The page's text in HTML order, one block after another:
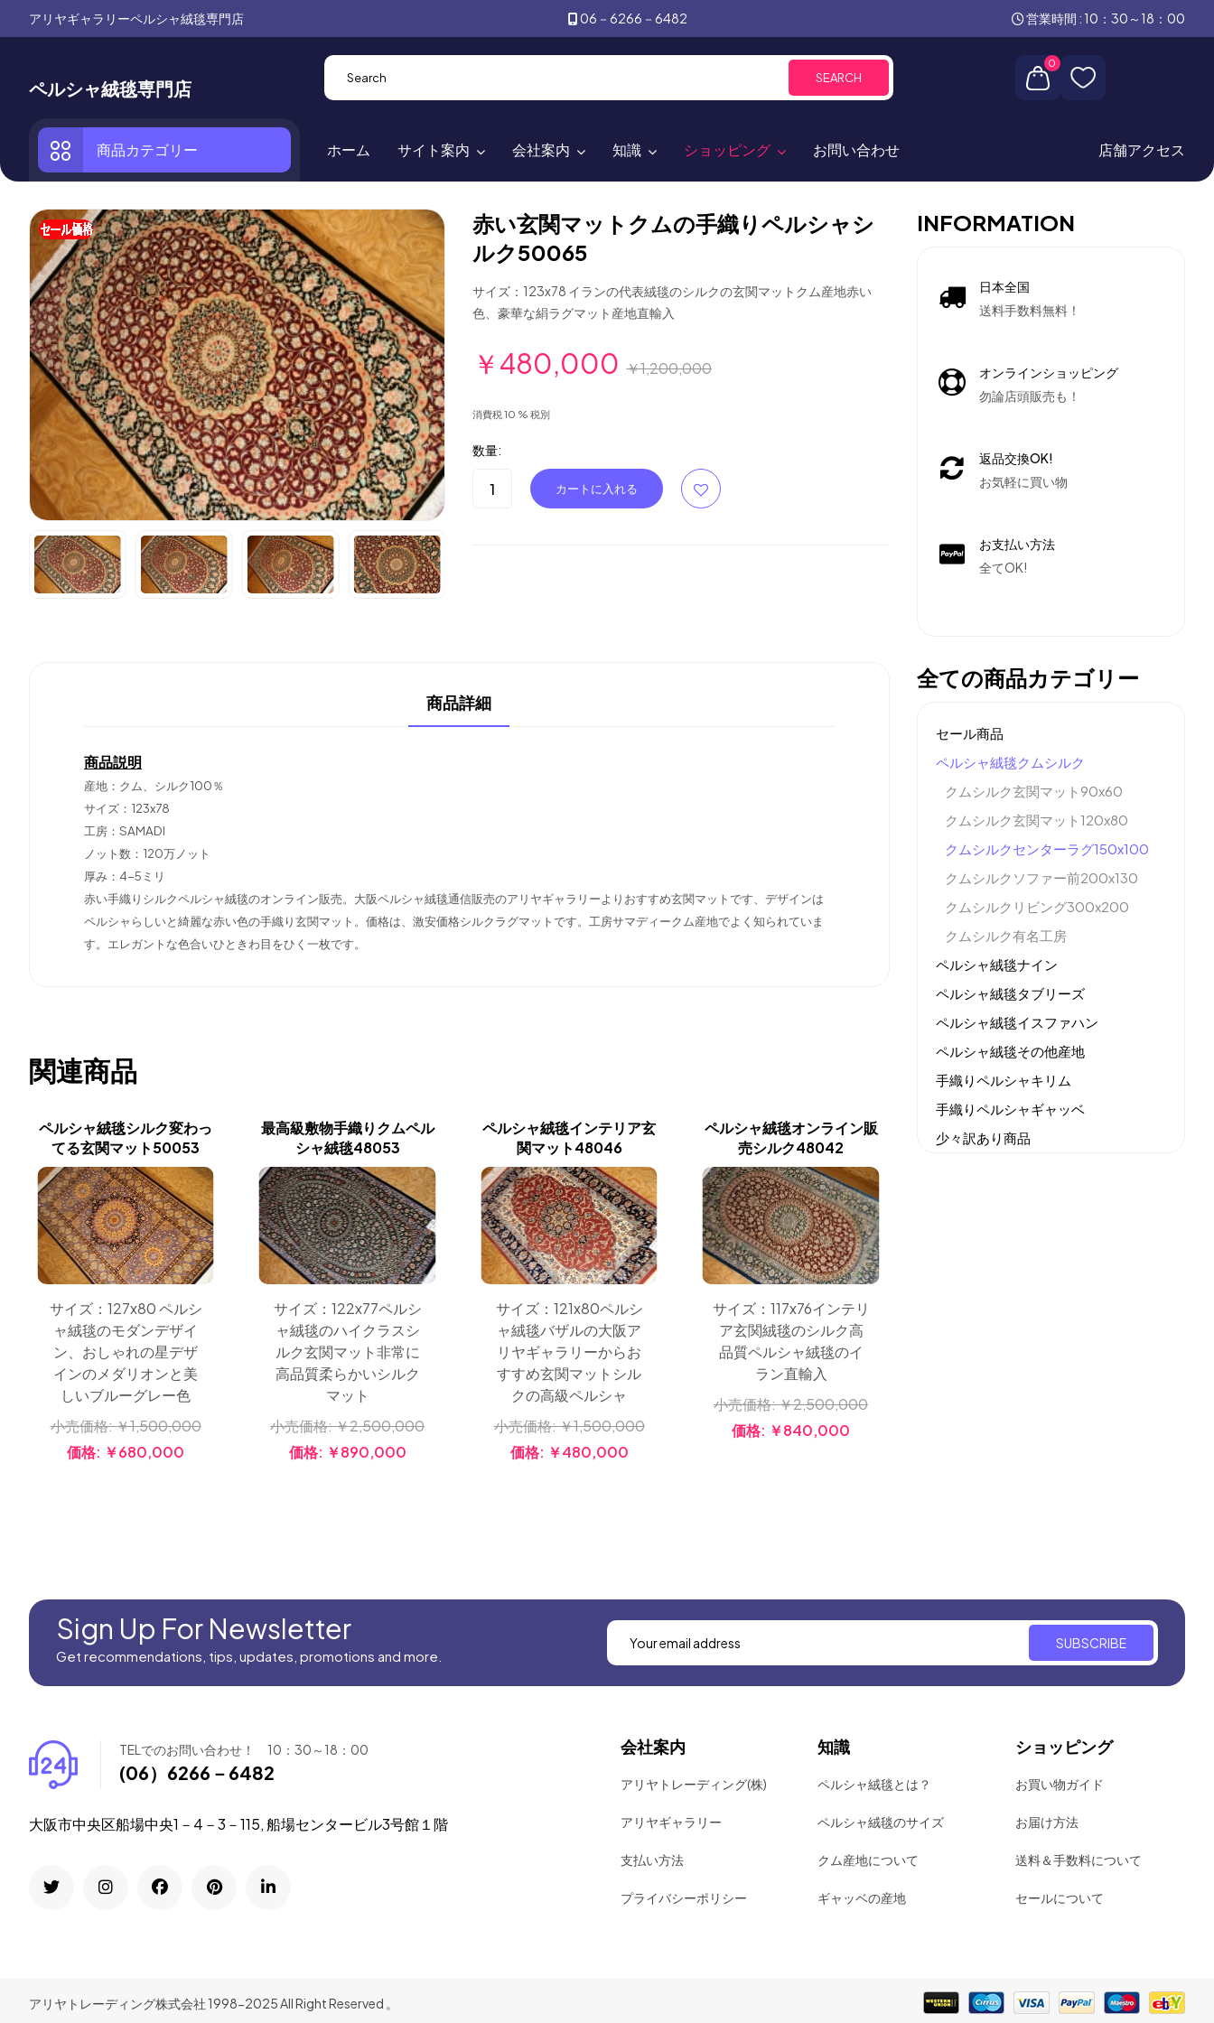
アリヤギャラリーペルシャ絨毯専門店 06－6266－6482 営業時間 : 10：30～18：00
ペルシャ絨毯専門店 SEARCH
0
商品カテゴリー ホーム サイト案内 会社案内 知識 ショッピング お問い合わせ 店舗アクセス
赤い玄関マットクムの手織りペルシャシ
ルク50065
サイズ：123x78 イランの代表絨毯のシルクの玄関マットクム産地赤い
色、豪華な絹ラグマット産地直輸入
￥480,000 ￥1,200,000
消費税 10 % 税別
数量:
商品詳細
商品説明
産地：クム、シルク100％
サイズ：123x78
工房：SAMADI
ノット数：120万ノット
厚み：4-5ミリ
赤い手織りシルクペルシャ絨毯のオンライン販売。大阪ペルシャ絨毯通信販売のアリヤギャラリーよりおすすめ玄関マットです、デザインは
ペルシャらしいと綺麗な赤い色の手織り玄関マット。価格は、激安価格シルクラグマットです。工房サマディークム産地でよく知られていま
す。エレガントな色合いひときわ目をひく一枚です。
関連商品
ペルシャ絨毯シルク変わっ
てる玄関マット50053
サイズ：127x80 ペルシ
ャ絨毯のモダンデザイ
ン、おしゃれの星デザ
インのメダリオンと美
しいブルーグレー色
小売価格:￥1,500,000
価格: ￥680,000
最高級敷物手織りクムペル
シャ絨毯48053
サイズ：122x77ペルシ
ャ絨毯のハイクラスシ
ルク玄関マット非常に
高品質柔らかいシルク
マット
小売価格:￥2,500,000
価格: ￥890,000
ペルシャ絨毯インテリア玄
関マット48046
サイズ：121x80ペルシ
ャ絨毯バザルの大阪ア
リヤギャラリーからお
すすめ玄関マットシル
クの高級ペルシャ
小売価格:￥1,500,000
価格: ￥480,000
ペルシャ絨毯オンライン販
売シルク48042
サイズ：117x76インテリ
ア玄関絨毯のシルク高
品質ペルシャ絨毯のイ
ラン直輸入
小売価格:￥2,500,000
価格: ￥840,000
シルクの玄関マットゴンバ
ディデザイン48059
INFORMATION
日本全国
送料手数料無料！
オンラインショッピング
勿論店頭販売も！
返品交換OK!
お気軽に買い物
お支払い方法
全てOK!
全ての商品カテゴリー
セール商品
ペルシャ絨毯クムシルク
クムシルク玄関マット90x60
クムシルク玄関マット120x80
クムシルクセンターラグ150x100
クムシルクソファー前200x130
クムシルクリビング300x200
クムシルク有名工房
ペルシャ絨毯ナイン
ペルシャ絨毯タブリーズ
ペルシャ絨毯イスファハン
ペルシャ絨毯その他産地
手織りペルシャキリム
手織りペルシャギャッベ
少々訳あり商品
Sign Up For Newsletter
Get recommendations, tips, updates, promotions and more.
SUBSCRIBE
TELでのお問い合わせ！ 10：30～18：00
(06）6266－6482
大阪市中央区船場中央1－4－3－115, 船場センタービル3号館１階
会社案内
アリヤトレーディング(株)
アリヤギャラリー
支払い方法
プライバシーポリシー
知識
ペルシャ絨毯とは？
ペルシャ絨毯のサイズ
クム産地について
ギャッベの産地
ショッピング
お買い物ガイド
お届け方法
送料＆手数料について
セールについて
アリヤトレーディング株式会社 1998-2025 All Right Reserved 。